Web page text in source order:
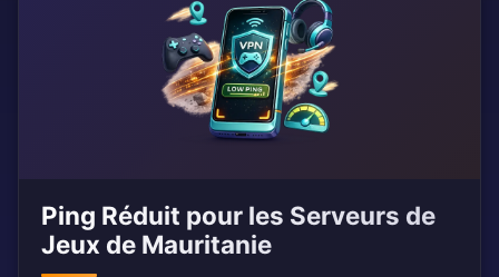
Ping Réduit pour les Serveurs de
Jeux de Mauritanie